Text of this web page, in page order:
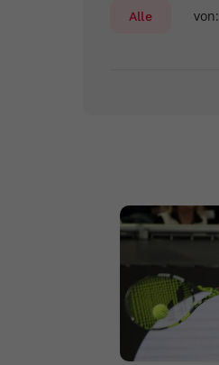
Alle von: